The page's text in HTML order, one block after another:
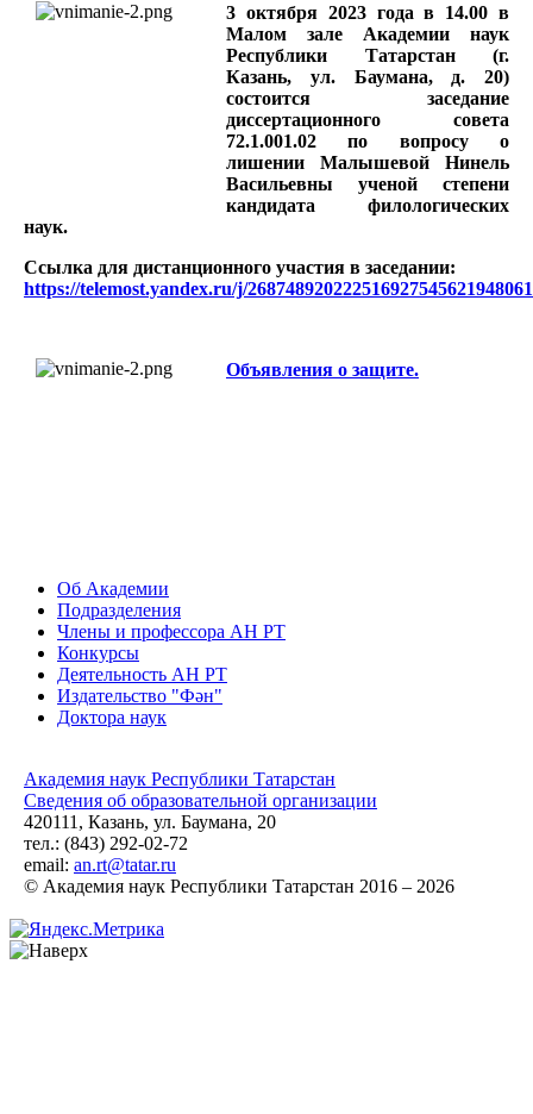
3 октября 2023 года в 14.00 в
Малом зале Академии наук
Республики Татарстан (г.
Казань, ул. Баумана, д. 20)
состоится заседание
диссертационного совета
72.1.001.02 по вопросу о
лишении Малышевой Нинель
Васильевны ученой степени
кандидата филологических
наук.
Ссылка для дистанционного участия в заседании:
https://telemost.yandex.ru/j/
Объявления о защите.
Об Академии
Подразделения
Члены и профессора АН РТ
Конкурсы
Деятельность АН РТ
Издательство "Фән"
Доктора наук
Академия наук Республики Татарстан
Сведения об образовательной организации
420111, Казань, ул. Баумана, 20
тел.: (843) 292-02-72
email: an.rt@tatar.ru
© Академия наук Республики Татарстан 2016 – 2026